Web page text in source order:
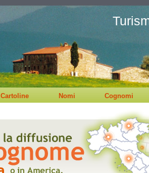
Cartoline Nomi Cognomi